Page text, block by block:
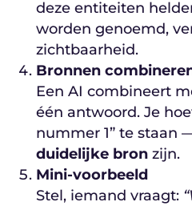
deze entiteiten
worden genoemd,
zichtbaarheid.
Bronnen
Een AI combineert
één antwoord. Je
nummer 1” te staan
duidelijke bron zijn.
Mini-voorbeeld
Stel, iemand vraagt: